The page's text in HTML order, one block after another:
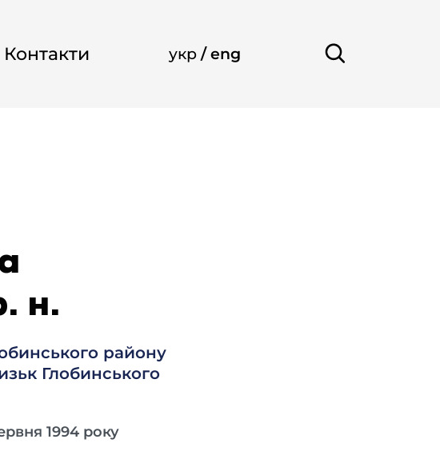
Контакти укр / eng
н.
району
Глобинського
1994 року